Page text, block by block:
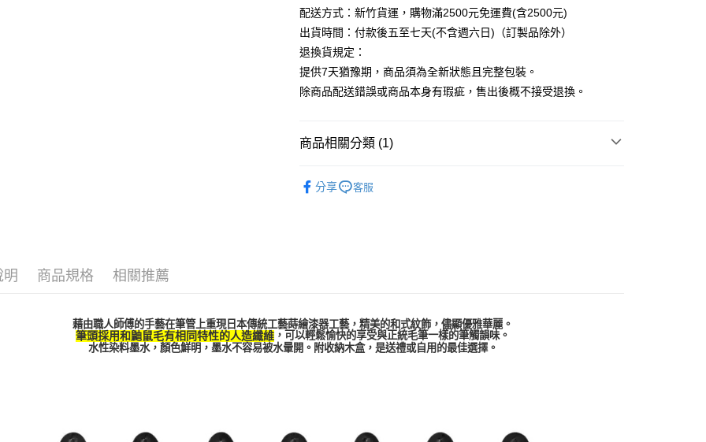
運送方式
下單前請先詢問庫存
每筆NT$130，滿NT$2,500(含以上)免運費
配送方式：新竹貨運，購物滿2500元免運費(含2500元)
出貨時間：付款後五至七天(不含週六日)（訂製品除外）
退換貨規定：
提供7天猶豫期，商品須為全新狀態且完整包裝。
除商品配送錯誤或商品本身有瑕疵，售出後概不接受退換。
商品相關分類 (1)
分享
客服
明 商品規格 相關推薦
藉由職人師傅的手藝在筆管上重現日本傳統工藝蒔繪漆器工藝，精美的和式紋飾，儘顯優雅華麗。
筆頭採用和鼬鼠毛有相同特性的人造纖維 ，可以輕鬆愉快的享受與正統毛筆一樣的筆觸韻味。
水性染料墨水，顏色鮮明，墨水不容易被水暈開。附收納木盒，是送禮或自用的最佳選擇。